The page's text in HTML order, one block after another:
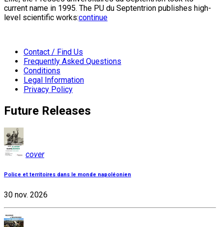
current name in 1995. The PU du Septentrion publishes high-
level scientific works:continue
Contact / Find Us
Frequently Asked Questions
Conditions
Legal Information
Privacy Policy
Future Releases
cover
Police et territoires dans le monde napoléonien
30 nov. 2026